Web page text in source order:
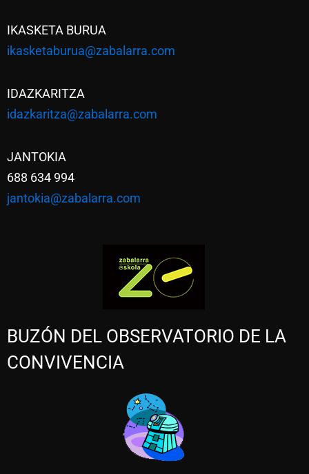
IKASKETA BURUA
ikasketaburua@zabalarra.com
IDAZKARITZA
idazkaritza@zabalarra.com
JANTOKIA
688 634 994
jantokia@zabalarra.com
BUZÓN DEL OBSERVATORIO DE LA
CONVIVENCIA